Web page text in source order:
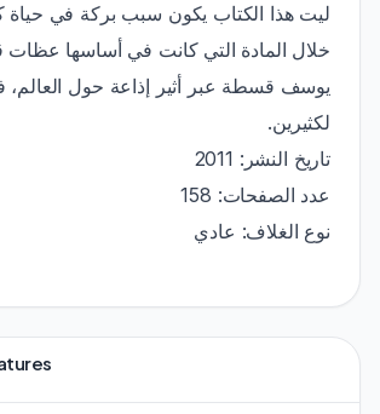
ليت هذا الكتاب يكون سبب بركة في
خلال المادة التي كانت في أساسها عظات
يوسف قسطة عبر أثير إذاعة حول العالم،
لكثيرين.
تاريخ النشر: 2011
عدد الصفحات: 158
نوع الغلاف: عادي